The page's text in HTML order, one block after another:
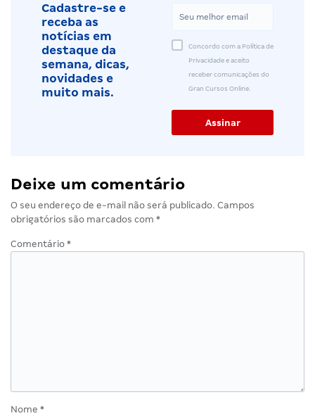
Cadastre-se e
receba as
notícias em
destaque da
semana, dicas,
novidades e
muito mais.
Concordo com a Política de
Privacidade e aceito
receber comunicações do
Gran Cursos Online.
Deixe um comentário
O seu endereço de e-mail não será publicado. Campos
obrigatórios são marcados com *
Comentário *
Nome *